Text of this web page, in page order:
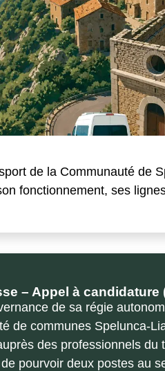
de la Communauté de
fonctionnement, ses
– Appel à candidature
de sa régie
de communes Spelunca-
des professionnels du
pourvoir deux postes au